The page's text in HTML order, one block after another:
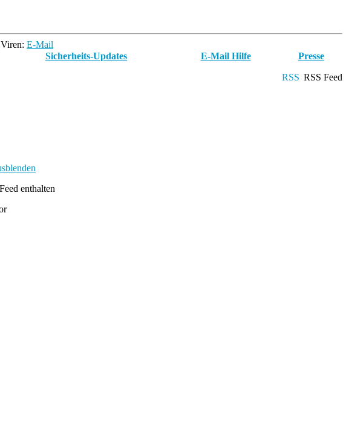
E-Mail
Sicherheits-Updates E-Mail Hilfe Presse
RSS Feed
enthalten